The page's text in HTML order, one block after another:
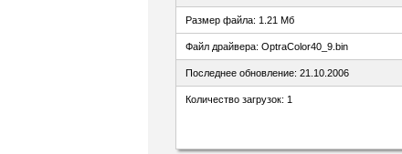
Размер файла: 1.21 Мб
Файл драйвера: OptraColor40_9.bin
Последнее обновление: 21.10.2006
Количество загрузок: 1